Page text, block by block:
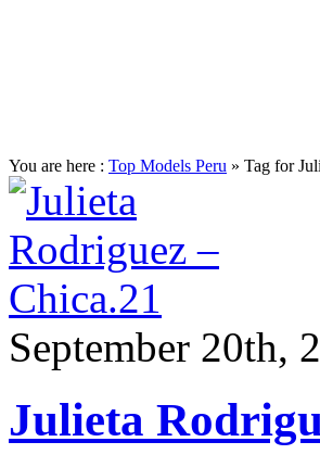
You are here : Top Models Peru » Tag for
September 20th,
Julieta